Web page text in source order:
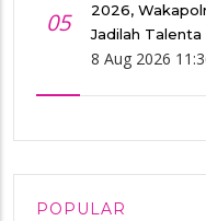
05
2026,
Jadilah Talenta
8 Aug 2026
POPULAR